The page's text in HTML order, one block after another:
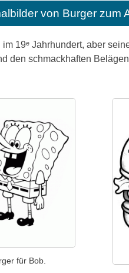
von Burger zum
19ᵉ Jahrhundert, aber
den schmackhaften
für Bob.